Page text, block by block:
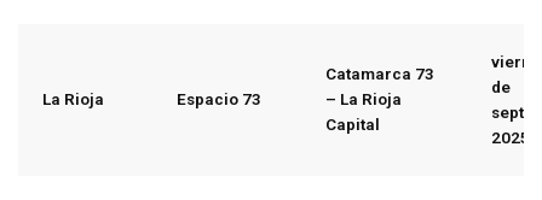
La Rioja Espacio 73
Catamarca 73
– La Rioja
Capital
de
2025